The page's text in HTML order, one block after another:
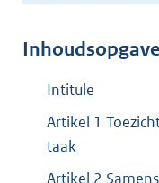
Inhoudsopgave
Intitule
Artikel 1
taak
Artikel 2